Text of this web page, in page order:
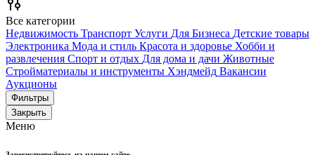
Все категории
Недвижимость Транспорт Услуги Для Бизнеса Детские товары
Электроника Мода и стиль Красота и здоровье Хобби и
развлечения Спорт и отдых Для дома и дачи Животные
Стройматериалы и инструменты Хэндмейд Вакансии
Аукционы
Фильтры
Закрыть
Меню